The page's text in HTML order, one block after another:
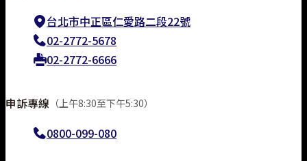
台北市中正區仁愛路二段22號
02-2772-5678
02-2772-6666
申訴專線 （上午8:30至下午5:30）
0800-099-080